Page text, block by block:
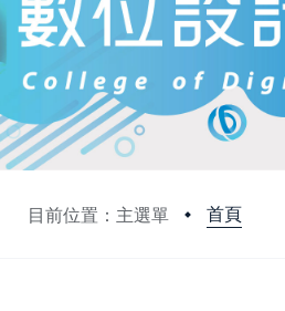
目前位置：主選單 首頁